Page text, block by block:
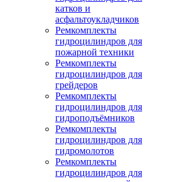
катков и
асфальтоукладчиков
Ремкомплекты
гидроцилиндров для
пожарной техники
Ремкомплекты
гидроцилиндров для
грейдеров
Ремкомплекты
гидроцилиндров для
гидроподъёмников
Ремкомплекты
гидроцилиндров для
гидромолотов
Ремкомплекты
гидроцилиндров для